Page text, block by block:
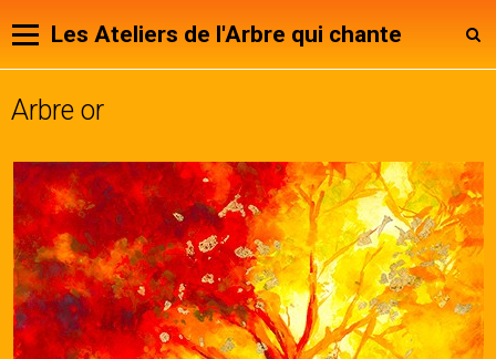
Les Ateliers de l'Arbre qui chante
Panier
Page d'accueil
Animateurs
Notre Association
Agenda
Arbre or